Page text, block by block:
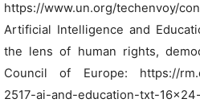
https://www.un.org/techenvoy/
Artificial Intelligence and
the lens of human rights,
Council of Europe: https://
2517-ai-and-education-txt-